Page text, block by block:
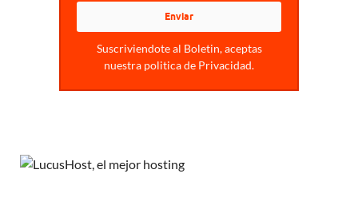
Suscriviendote al Boletin, aceptas
nuestra politica de Privacidad.